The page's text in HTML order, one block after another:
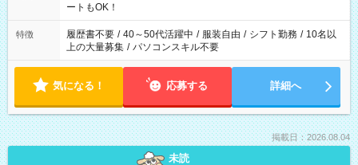
ーク希望の方へ 今ご覧のお仕事で希望する勤務時間と、もう1つ
のお仕事の勤務時間。 合計で週40時間を超える場合は応募でき
ません
ートもOK！
特徴 履歴書不要 / 40～50代活躍中 / 服装自由 / シフト勤務 / 10名以
上の大量募集 / パソコンスキル不要
気になる！ 応募する 詳細へ
掲載日：2026.08.04
未読